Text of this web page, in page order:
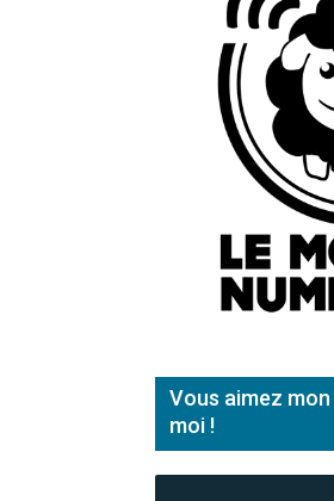
Vous aimez
moi !